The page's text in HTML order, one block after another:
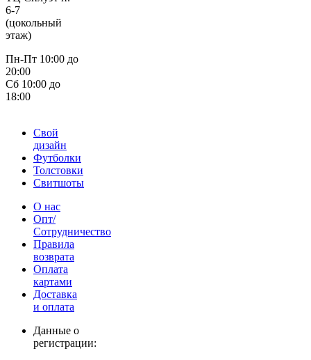
6-7
(цокольный
этаж)
Пн-Пт 10:00 до
20:00
Сб 10:00 до
18:00
Свой
дизайн
Футболки
Толстовки
Свитшоты
О нас
Опт/
Сотрудничество
Правила
возврата
Оплата
картами
Доставка
и оплата
Данные о
регистрации: